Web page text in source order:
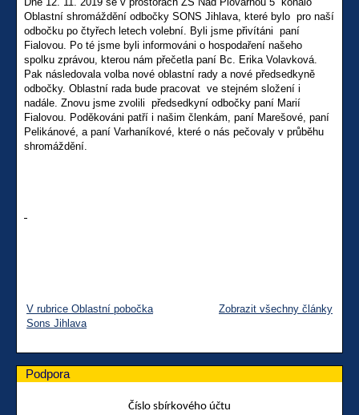
Oblastní shromáždění odbočky SONS Jihlava, které bylo pro naší
odbočku po čtyřech letech volební. Byli jsme přivítáni paní
Fialovou. Po té jsme byli informováni o hospodaření našeho
spolku zprávou, kterou nám přečetla paní Bc. Erika Volavková.
Pak následovala volba nové oblastní rady a nové předsedkyně
odbočky. Oblastní rada bude pracovat ve stejném složení i
nadále. Znovu jsme zvolili předsedkyní odbočky paní Marií
Fialovou. Poděkováni patří i našim členkám, paní Marešové, paní
Pelikánové, a paní Varhaníkové, které o nás pečovaly v průběhu
shromáždění.
V rubrice Oblastní pobočka
Sons Jihlava
Zobrazit všechny články
Podpora
Číslo sbírkového účtu